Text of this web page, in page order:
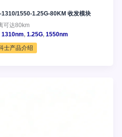
1550-1.25G-80KM 收发模块
可达80km
1310nm,1.25G,1550nm
士产品介绍